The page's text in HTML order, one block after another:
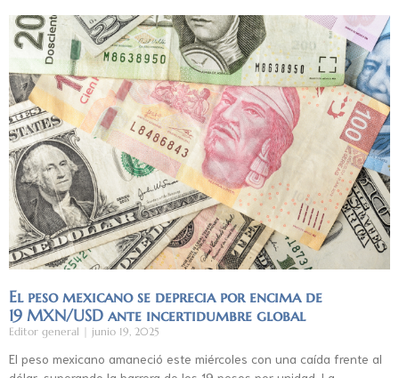
El peso mexicano se deprecia por encima de
19 MXN/USD ante incertidumbre global
Editor general junio 19, 2025
El peso mexicano amaneció este miércoles con una caída frente al